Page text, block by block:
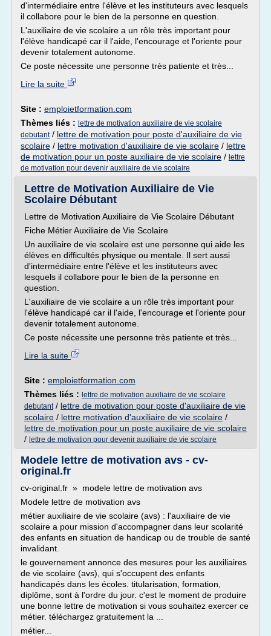
d'intermédiaire entre l'élève et les instituteurs avec lesquels
il collabore pour le bien de la personne en question.
L'auxiliaire de vie scolaire a un rôle très important pour
l'élève handicapé car il l'aide, l'encourage et l'oriente pour
devenir totalement autonome.
Ce poste nécessite une personne très patiente et très...
Lire la suite
Site : emploietformation.com
Thèmes liés : lettre de motivation auxiliaire de vie scolaire
debutant/ lettre de motivation pour poste d'auxiliaire de vie
scolaire / lettre motivation d'auxiliaire de vie scolaire / lettre
de motivation pour un poste auxiliaire de vie scolaire / lettre
de motivation pour devenir auxiliaire de vie scolaire
Lettre de Motivation Auxiliaire de Vie
Scolaire Débutant
Lettre de Motivation Auxiliaire de Vie Scolaire Débutant
Fiche Métier Auxiliaire de Vie Scolaire
Un auxiliaire de vie scolaire est une personne qui aide les
élèves en difficultés physique ou mentale. Il sert aussi
d'intermédiaire entre l'élève et les instituteurs avec
lesquels il collabore pour le bien de la personne en
question.
L'auxiliaire de vie scolaire a un rôle très important pour
l'élève handicapé car il l'aide, l'encourage et l'oriente pour
devenir totalement autonome.
Ce poste nécessite une personne très patiente et très...
Lire la suite
Site : emploietformation.com
Thèmes liés : lettre de motivation auxiliaire de vie scolaire
debutant/ lettre de motivation pour poste d'auxiliaire de vie
scolaire / lettre motivation d'auxiliaire de vie scolaire /
lettre de motivation pour un poste auxiliaire de vie scolaire
/ lettre de motivation pour devenir auxiliaire de vie scolaire
Modele lettre de motivation avs - cv-
original.fr
cv-original.fr » modele lettre de motivation avs
Modele lettre de motivation avs
métier auxiliaire de vie scolaire (avs) : l'auxiliaire de vie
scolaire a pour mission d'accompagner dans leur scolarité
des enfants en situation de handicap ou de trouble de santé
invalidant.
le gouvernement annonce des mesures pour les auxiliaires
de vie scolaire (avs), qui s'occupent des enfants
handicapés dans les écoles. titularisation, formation,
diplôme, sont à l'ordre du jour. c'est le moment de produire
une bonne lettre de motivation si vous souhaitez exercer ce
métier. téléchargez gratuitement la ...
métier...